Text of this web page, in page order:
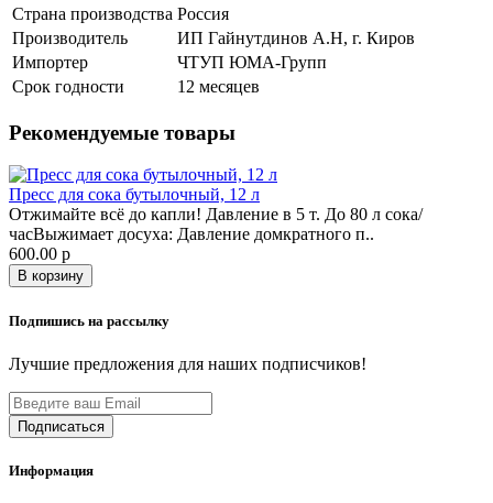
Страна производства Россия
Производитель
ИП Гайнутдинов А.Н, г. Киров
Импортер
ЧТУП ЮМА-Групп
Срок годности
12 месяцев
Рекомендуемые товары
Пресс для сока бутылочный, 12 л
Отжимайте всё до капли! Давление в 5 т. До 80 л сока/
часВыжимает досуха: Давление домкратного п..
600.00 р
В корзину
Подпишись на рассылку
Лучшие предложения для наших подписчиков!
Информация